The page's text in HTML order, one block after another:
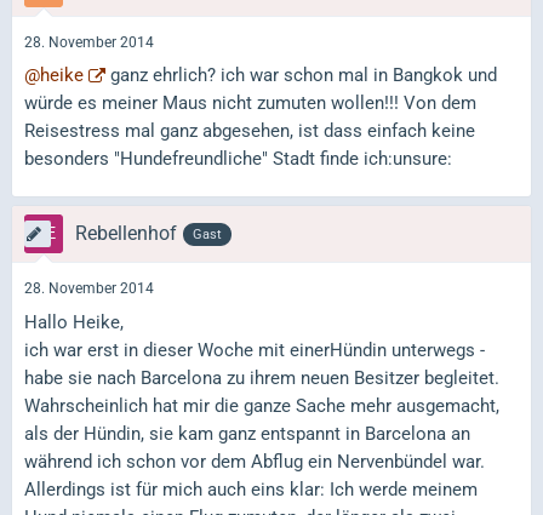
28. November 2014
@heike
ganz ehrlich? ich war schon mal in Bangkok und
würde es meiner Maus nicht zumuten wollen!!! Von dem
Reisestress mal ganz abgesehen, ist dass einfach keine
besonders "Hundefreundliche" Stadt finde ich:unsure:
Rebellenhof Gast
28. November 2014
Hallo Heike,
ich war erst in dieser Woche mit einerHündin unterwegs -
habe sie nach Barcelona zu ihrem neuen Besitzer begleitet.
Wahrscheinlich hat mir die ganze Sache mehr ausgemacht,
als der Hündin, sie kam ganz entspannt in Barcelona an
während ich schon vor dem Abflug ein Nervenbündel war.
Allerdings ist für mich auch eins klar: Ich werde meinem